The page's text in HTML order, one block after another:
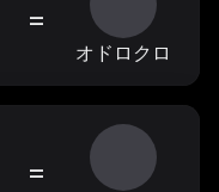
=
オドロクロ
=